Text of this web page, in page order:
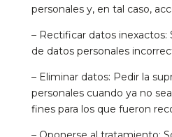
personales y, en tal caso,
– Rectificar datos inexactos:
de datos personales
– Eliminar datos: Pedir la
personales cuando ya no
fines para los que fueron